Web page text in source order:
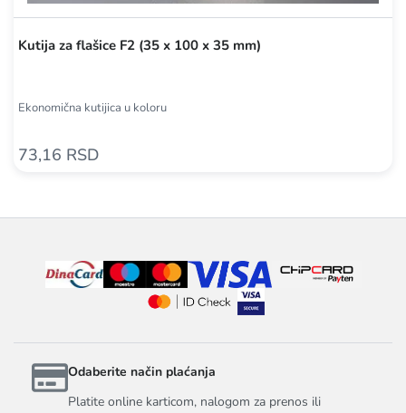
Kutija za flašice F2 (35 x 100 x 35 mm)
Ekonomična kutijica u koloru
73,16 RSD
Odaberite način plaćanja
Platite online karticom, nalogom za prenos ili